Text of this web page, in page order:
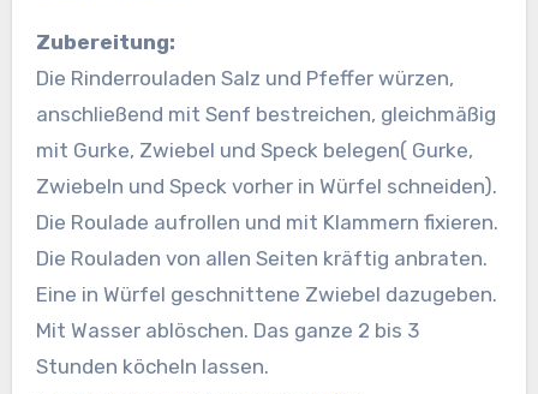
Zubereitung:
Die Rinderrouladen Salz und Pfeffer würzen,
anschließend mit Senf bestreichen, gleichmäßig
mit Gurke, Zwiebel und Speck belegen( Gurke,
Zwiebeln und Speck vorher in Würfel schneiden).
Die Roulade aufrollen und mit Klammern fixieren.
Die Rouladen von allen Seiten kräftig anbraten.
Eine in Würfel geschnittene Zwiebel dazugeben.
Mit Wasser ablöschen. Das ganze 2 bis 3
Stunden köcheln lassen.